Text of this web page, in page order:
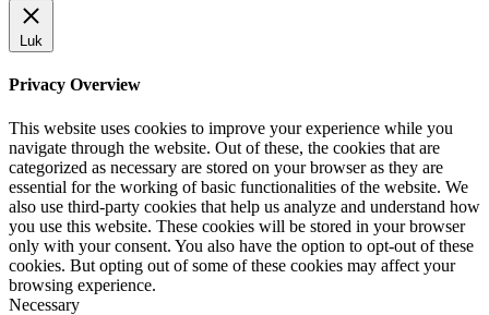
Luk
Privacy Overview
This website uses cookies to improve your experience while you
navigate through the website. Out of these, the cookies that are
categorized as necessary are stored on your browser as they are
essential for the working of basic functionalities of the website. We
also use third-party cookies that help us analyze and understand how
you use this website. These cookies will be stored in your browser
only with your consent. You also have the option to opt-out of these
cookies. But opting out of some of these cookies may affect your
browsing experience.
Necessary